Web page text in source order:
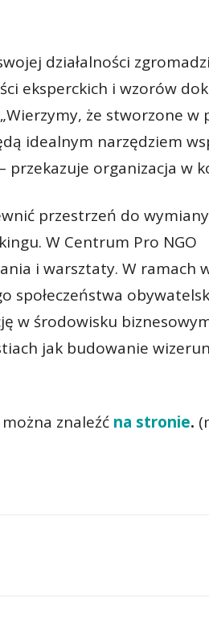
działalności
eksperckich i wzorów
że stworzone w
idealnym narzędziem
przekazuje organizacja w
przestrzeń do wymiany
W Centrum Pro NGO
i warsztaty. W ramach
społeczeństwa
w środowisku
jak budowanie
znaleźć na stronie.